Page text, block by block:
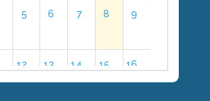
5 6 7 8 9
12 13 14 15 16